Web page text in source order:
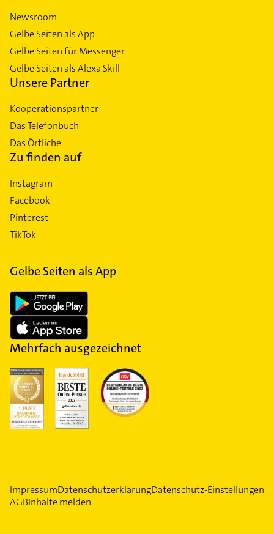
Newsroom
Gelbe Seiten als App
Gelbe Seiten für Messenger
Gelbe Seiten als Alexa Skill
Unsere Partner
Kooperationspartner
Das Telefonbuch
Das Örtliche
Zu finden auf
Instagram
Facebook
Pinterest
TikTok
Gelbe Seiten als App
Mehrfach ausgezeichnet
ImpressumDatenschutzerklärungDatenschutz-Einstellungen
AGBInhalte melden